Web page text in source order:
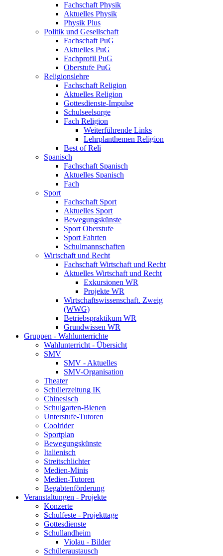
Fachschaft Physik
Aktuelles Physik
Physik Plus
Politik und Gesellschaft
Fachschaft PuG
Aktuelles PuG
Fachprofil PuG
Oberstufe PuG
Religionslehre
Fachschaft Religion
Aktuelles Religion
Gottesdienste-Impulse
Schulseelsorge
Fach Religion
Weiterführende Links
Lehrplanthemen Religion
Best of Reli
Spanisch
Fachschaft Spanisch
Aktuelles Spanisch
Fach
Sport
Fachschaft Sport
Aktuelles Sport
Bewegungskünste
Sport Oberstufe
Sport Fahrten
Schulmannschaften
Wirtschaft und Recht
Fachschaft Wirtschaft und Recht
Aktuelles Wirtschaft und Recht
Exkursionen WR
Projekte WR
Wirtschaftswissenschaft. Zweig
(WWG)
Betriebspraktikum WR
Grundwissen WR
Gruppen - Wahlunterrichte
Wahlunterricht - Übersicht
SMV
SMV - Aktuelles
SMV-Organisation
Theater
Schülerzeitung IK
Chinesisch
Schulgarten-Bienen
Unterstufe-Tutoren
Coolrider
Sportplan
Bewegungskünste
Italienisch
Streitschlichter
Medien-Minis
Medien-Tutoren
Begabtenförderung
Veranstaltungen - Projekte
Konzerte
Schulfeste - Projekttage
Gottesdienste
Schullandheim
Violau - Bilder
Schüleraustausch